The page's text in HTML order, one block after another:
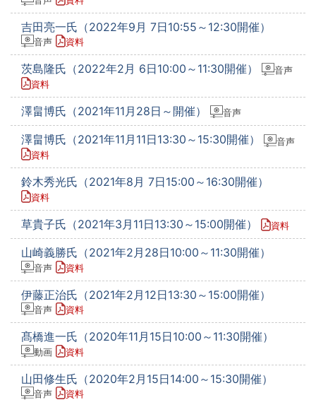
吉田亮一氏（2022年9月 7日10:55～12:30開催）
音声 資料
茨島隆氏（2022年2月 6日10:00～11:30開催）
音声
資料
澤畠博氏（2021年11月28日～開催） 音声
澤畠博氏（2021年11月11日13:30～15:30開催）
音声
資料
鈴木秀光氏（2021年8月 7日15:00～16:30開催）
資料
草貴子氏（2021年3月11日13:30～15:00開催） 資料
山崎義勝氏（2021年2月28日10:00～11:30開催）
音声 資料
伊藤正治氏（2021年2月12日13:30～15:00開催）
音声 資料
髙橋進一氏（2020年11月15日10:00～11:30開催）
動画 資料
山田修生氏（2020年2月15日14:00～15:30開催）
音声 資料